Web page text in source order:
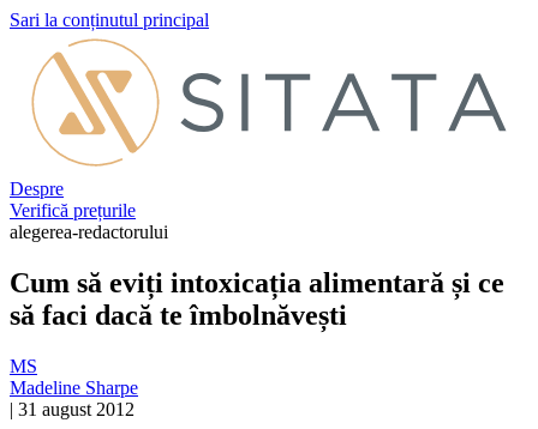
Sari la conținutul principal
Despre
Verifică prețurile
alegerea-redactorului
Cum să eviți intoxicația alimentară și ce
să faci dacă te îmbolnăvești
MS
Madeline Sharpe
| 31 august 2012